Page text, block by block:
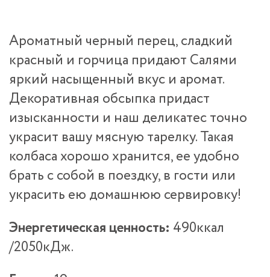
Ароматный черный перец, сладкий
красный и горчица придают Салями
яркий насыщенный вкус и аромат.
Декоративная обсыпка придаст
изысканности и наш деликатес точно
украсит вашу мясную тарелку. Такая
колбаса хорошо хранится, ее удобно
брать с собой в поездку, в гости или
украсить ею домашнюю сервировку!
Энергетическая ценность: 490ккал
/2050кДж.